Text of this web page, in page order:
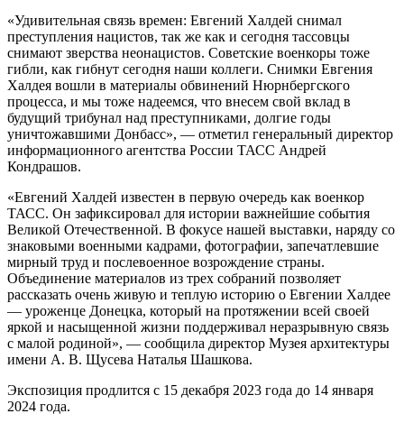
«Удивительная связь времен: Евгений Халдей снимал
преступления нацистов, так же как и сегодня тассовцы
снимают зверства неонацистов. Советские военкоры тоже
гибли, как гибнут сегодня наши коллеги. Снимки Евгения
Халдея вошли в материалы обвинений Нюрнбергского
процесса, и мы тоже надеемся, что внесем свой вклад в
будущий трибунал над преступниками, долгие годы
уничтожавшими Донбасс», — отметил генеральный директор
информационного агентства России ТАСС Андрей
Кондрашов.
«Евгений Халдей известен в первую очередь как военкор
ТАСС. Он зафиксировал для истории важнейшие события
Великой Отечественной. В фокусе нашей выставки, наряду со
знаковыми военными кадрами, фотографии, запечатлевшие
мирный труд и послевоенное возрождение страны.
Объединение материалов из трех собраний позволяет
рассказать очень живую и теплую историю о Евгении Халдее
— уроженце Донецка, который на протяжении всей своей
яркой и насыщенной жизни поддерживал неразрывную связь
с малой родиной», — сообщила директор Музея архитектуры
имени А. В. Щусева Наталья Шашкова.
Экспозиция продлится с 15 декабря 2023 года до 14 января
2024 года.